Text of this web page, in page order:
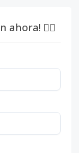
👇🏽